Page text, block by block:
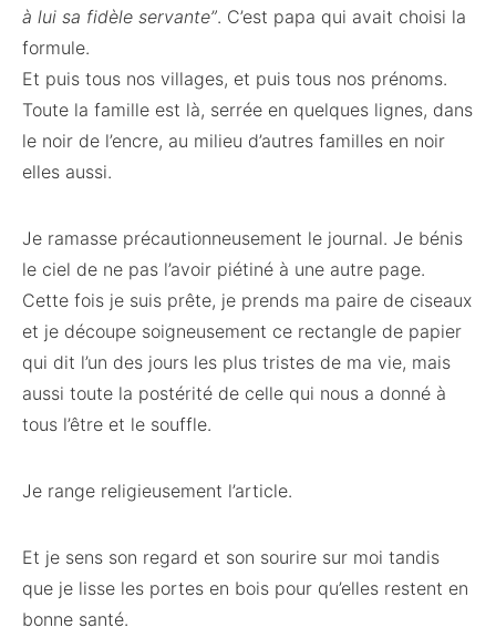
à lui sa fidèle servante”. C’est papa qui avait choisi la
formule.
Et puis tous nos villages, et puis tous nos prénoms.
Toute la famille est là, serrée en quelques lignes, dans
le noir de l’encre, au milieu d’autres familles en noir
elles aussi.
Je ramasse précautionneusement le journal. Je bénis
le ciel de ne pas l’avoir piétiné à une autre page.
Cette fois je suis prête, je prends ma paire de ciseaux
et je découpe soigneusement ce rectangle de papier
qui dit l’un des jours les plus tristes de ma vie, mais
aussi toute la postérité de celle qui nous a donné à
tous l’être et le souffle.
Je range religieusement l’article.
Et je sens son regard et son sourire sur moi tandis
que je lisse les portes en bois pour qu’elles restent en
bonne santé.